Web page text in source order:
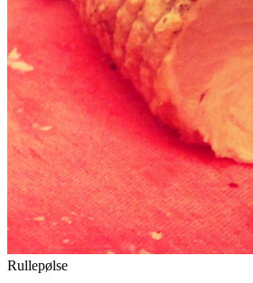
Rullepølse